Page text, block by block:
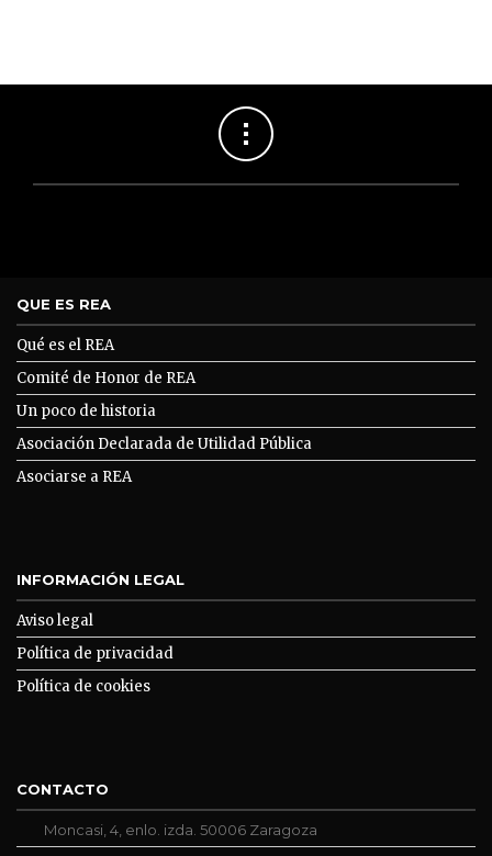
QUE ES REA
Qué es el REA
Comité de Honor de REA
Un poco de historia
Asociación Declarada de Utilidad Pública
Asociarse a REA
INFORMACIÓN LEGAL
Aviso legal
Política de privacidad
Política de cookies
CONTACTO
Moncasi, 4, enlo. izda. 50006 Zaragoza